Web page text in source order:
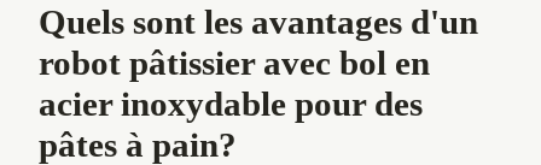
Quels sont les avantages d'un
robot pâtissier avec bol en
acier inoxydable pour des
pâtes à pain?